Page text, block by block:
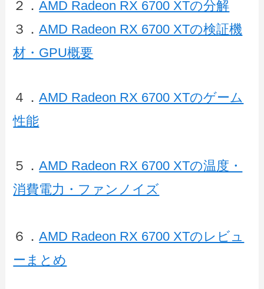
２．AMD Radeon RX 6700 XTの分解
３．AMD Radeon RX 6700 XTの検証機
材・GPU概要
４．AMD Radeon RX 6700 XTのゲーム
性能
５．AMD Radeon RX 6700 XTの温度・
消費電力・ファンノイズ
６．AMD Radeon RX 6700 XTのレビュ
ーまとめ